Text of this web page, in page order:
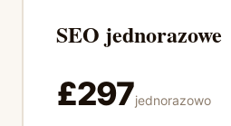
SEO jednorazowe
£297jednorazowo